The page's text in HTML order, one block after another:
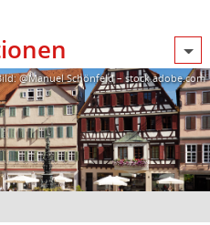
@Manuel Schönfeld – stock.adobe.com